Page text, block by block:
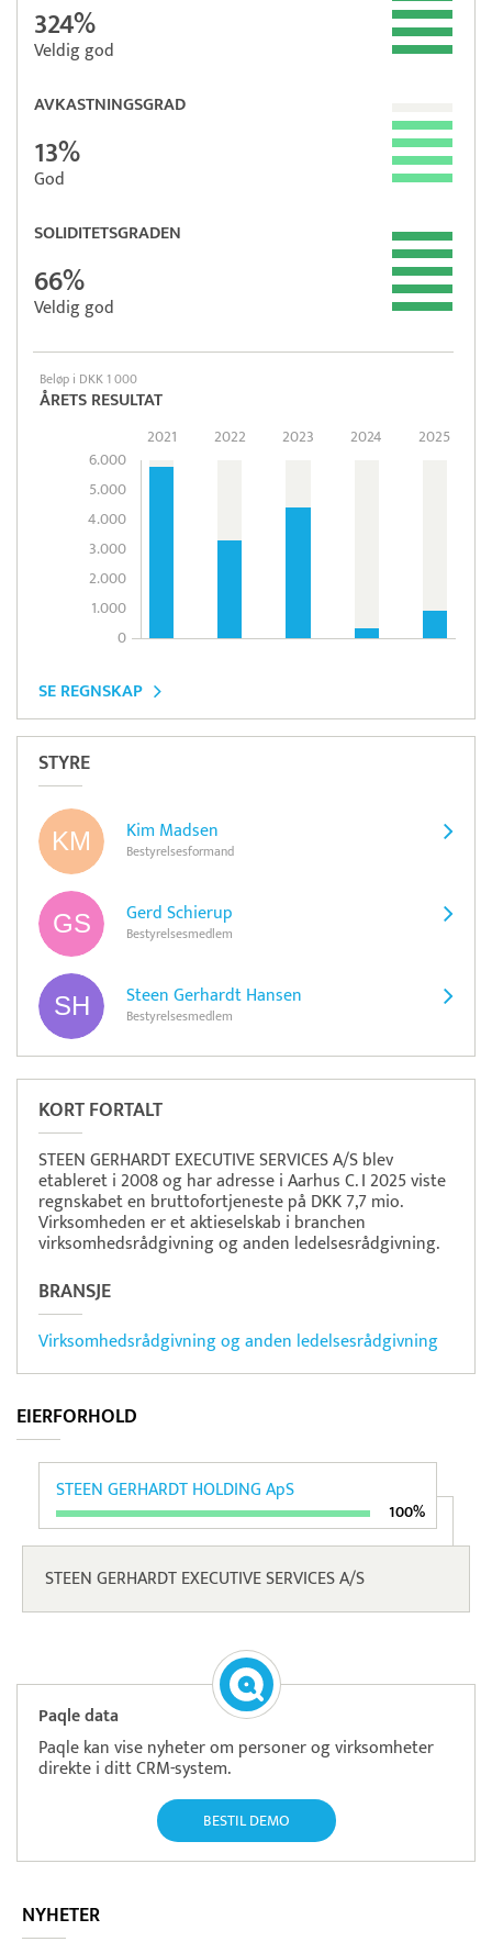
324%
Veldig god
AVKASTNINGSGRAD
13%
God
SOLIDITETSGRADEN
66%
Veldig god
Beløp i DKK 1 000
ÅRETS RESULTAT
6.000
5.000
4.000
3.000
2.000
1.000
0
2021 2022 2023 2024 2025
SE REGNSKAP
STYRE
Kim Madsen
Bestyrelsesformand
Gerd Schierup
Bestyrelsesmedlem
Steen Gerhardt Hansen
Bestyrelsesmedlem
KORT FORTALT
STEEN GERHARDT EXECUTIVE SERVICES A/S blev
etableret i 2008 og har adresse i Aarhus C. I 2025 viste
regnskabet en bruttofortjeneste på DKK 7,7 mio.
Virksomheden er et aktieselskab i branchen
virksomhedsrådgivning og anden ledelsesrådgivning.
BRANSJE
Virksomhedsrådgivning og anden ledelsesrådgivning
EIERFORHOLD
STEEN GERHARDT HOLDING ApS
100%
STEEN GERHARDT EXECUTIVE SERVICES A/S
Paqle data
Paqle kan vise nyheter om personer og virksomheter
direkte i ditt CRM-system.
BESTIL DEMO
NYHETER